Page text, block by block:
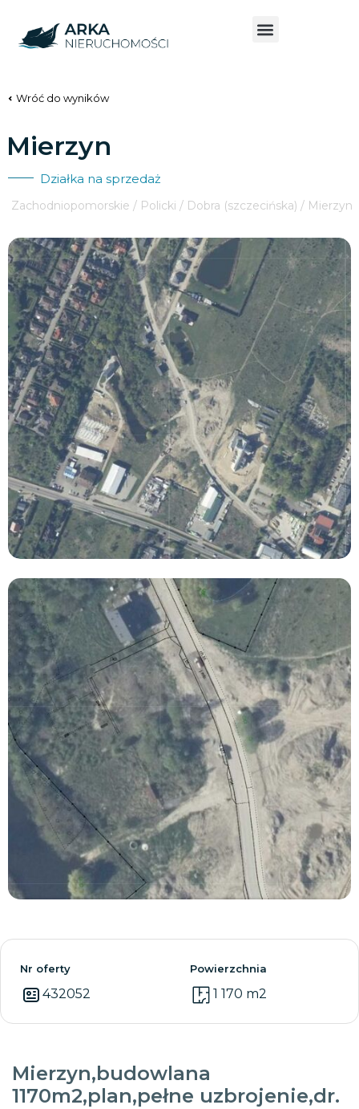
Wróć do wyników
Mierzyn
Działka na sprzedaż
Zachodniopomorskie / Policki / Dobra (szczecińska) / Mierzyn
Zobacz wszystkie
Nr oferty
432052
Powierzchnia
1 170 m2
Mierzyn,budowlana
1170m2,plan,pełne uzbrojenie,dr.